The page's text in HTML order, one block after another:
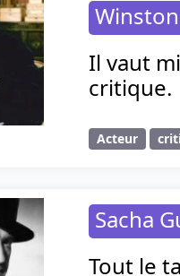
Il vaut
critique.
Acteur
Sacha
Tout le